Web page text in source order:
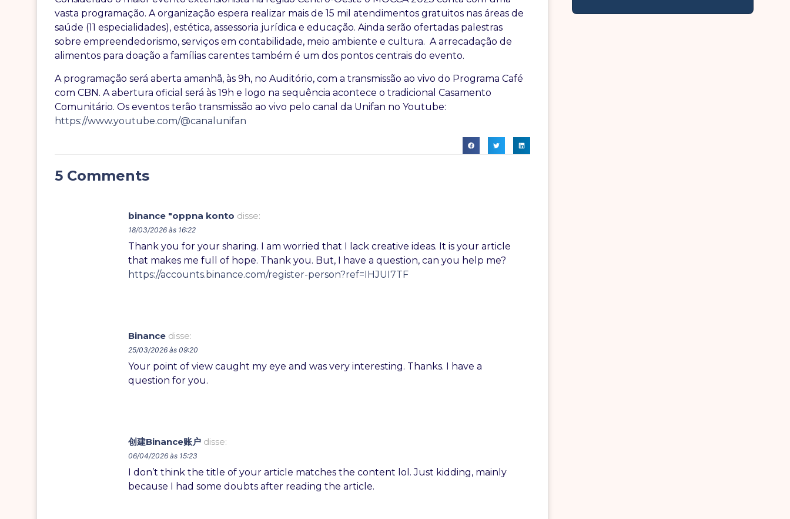
vasta programação. A organização espera realizar mais de 15 mil atendimentos gratuitos nas áreas de
saúde (11 especialidades), estética, assessoria jurídica e educação. Ainda serão ofertadas palestras
sobre empreendedorismo, serviços em contabilidade, meio ambiente e cultura. A arrecadação de
alimentos para doação a famílias carentes também é um dos pontos centrais do evento.
A programação será aberta amanhã, às 9h, no Auditório, com a transmissão ao vivo do Programa Café
com CBN. A abertura oficial será às 19h e logo na sequência acontece o tradicional Casamento
Comunitário. Os eventos terão transmissão ao vivo pelo canal da Unifan no Youtube:
https://www.youtube.com/@canalunifan
5 Comments
binance "oppna konto disse:
18/03/2026 às 16:22
Thank you for your sharing. I am worried that I lack creative ideas. It is your article
that makes me full of hope. Thank you. But, I have a question, can you help me?
https://accounts.binance.com/register-person?ref=IHJUI7TF
Binance disse:
25/03/2026 às 09:20
Your point of view caught my eye and was very interesting. Thanks. I have a
question for you.
创建Binance账户 disse:
06/04/2026 às 15:23
I don’t think the title of your article matches the content lol. Just kidding, mainly
because I had some doubts after reading the article.